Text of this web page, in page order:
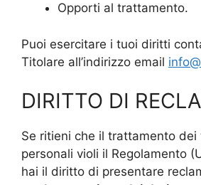
Opporti al trattamento.
Puoi esercitare i tuoi diritti
Titolare all’indirizzo email
DIRITTO DI
Se ritieni che il trattamento dei
personali violi il Regolamento
hai il diritto di presentare